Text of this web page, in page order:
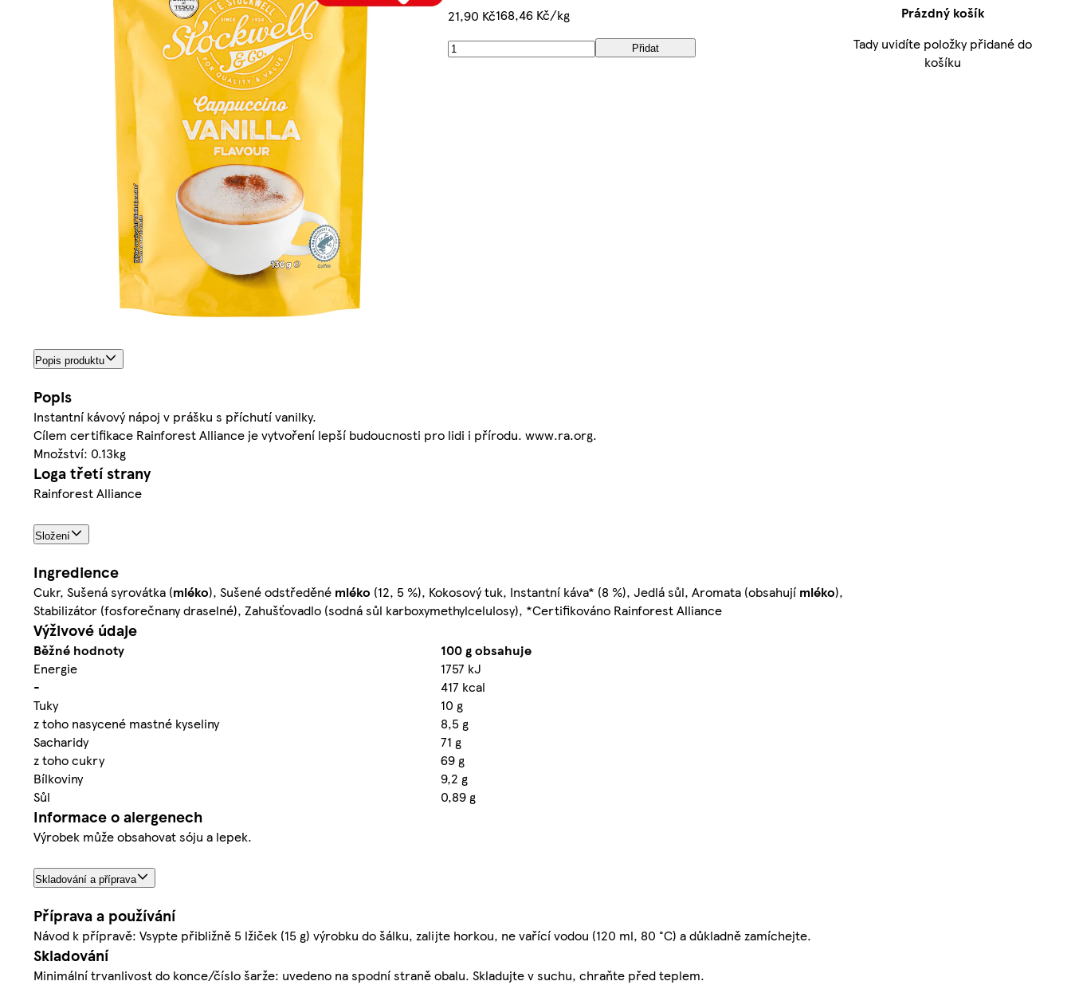
21,90 Kč168,46 Kč/kg
Přidat
Popis produktu
Popis
Instantní kávový nápoj v prášku s příchutí vanilky.
Cílem certifikace Rainforest Alliance je vytvoření lepší budoucnosti pro lidi i přírodu. www.ra.org.
Množství: 0.13kg
Loga třetí strany
Rainforest Alliance
Složení
Ingredience
Cukr, Sušená syrovátka (mléko), Sušené odstředěné mléko (12, 5 %), Kokosový tuk, Instantní káva* (8 %), Jedlá sůl, Aromata (obsahují mléko),
Stabilizátor (fosforečnany draselné), Zahušťovadlo (sodná sůl karboxymethylcelulosy), *Certifikováno Rainforest Alliance
Výživové údaje
Běžné hodnoty
100 g obsahuje
Energie
1757 kJ
-
417 kcal
Tuky
10 g
z toho nasycené mastné kyseliny
8,5 g
Sacharidy
71 g
z toho cukry
69 g
Bílkoviny
9,2 g
Sůl
0,89 g
Informace o alergenech
Výrobek může obsahovat sóju a lepek.
Skladování a příprava
Příprava a používání
Návod k přípravě: Vsypte přibližně 5 lžiček (15 g) výrobku do šálku, zalijte horkou, ne vařící vodou (120 ml, 80 °C) a důkladně zamíchejte.
Skladování
Minimální trvanlivost do konce/číslo šarže: uvedeno na spodní straně obalu. Skladujte v suchu, chraňte před teplem.
Prázdný košík
Tady uvidíte položky přidané do
košíku